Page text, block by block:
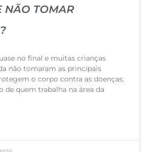
NÃO TOMAR
no final e muitas crianças
não tomaram as principais
o corpo contra as doenças.
de quem trabalha na área da